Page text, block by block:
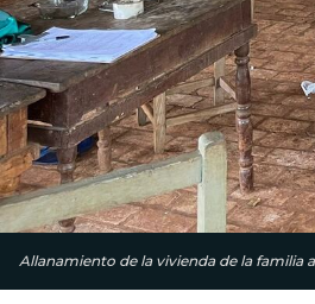
Allanamiento de la vivienda de la familia